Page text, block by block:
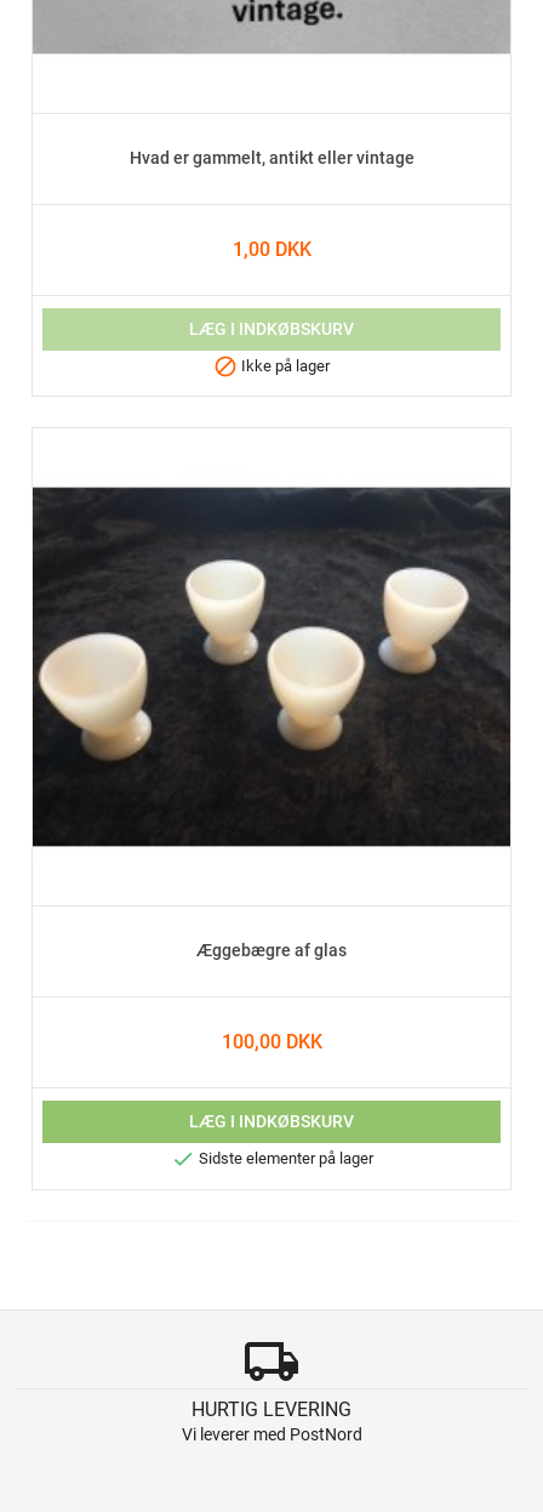
Hvad er gammelt, antikt eller vintage
1,00 DKK
LÆG I INDKØBSKURV
 Ikke på lager
Æggebægre af glas
100,00 DKK
LÆG I INDKØBSKURV
 Sidste elementer på lager
local_shipping
HURTIG LEVERING
Vi leverer med PostNord